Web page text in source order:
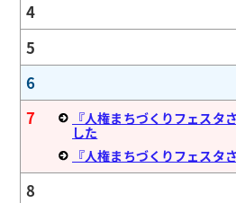
4
5
6
7
『人権まちづくりフェスタ
した
『人権まちづくりフェスタ
8